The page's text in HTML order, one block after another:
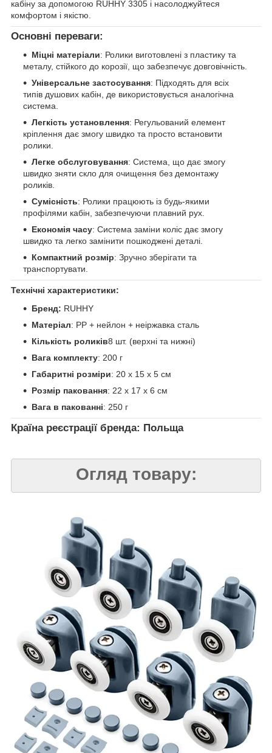
кабіну за допомогою RUHHY 3305 і насолоджуйтеся
комфортом і якістю.
Основні переваги:
Міцні матеріали: Ролики виготовлені з пластику та
металу, стійкого до корозії, що забезпечує довговічність.
Універсальне застосування: Підходять для всіх
типів душових кабін, де використовується аналогічна
система.
Легкість установлення: Регульований елемент
кріплення дає змогу швидко та просто встановити
ролики.
Легке обслуговування: Система, що дає змогу
швидко зняти скло для очищення без демонтажу
роликів.
Сумісність: Ролики працюють із будь-якими
профілями кабін, забезпечуючи плавний рух.
Економія часу: Система заміни коліс дає змогу
швидко та легко замінити пошкоджені деталі.
Компактний розмір: Зручно зберігати та
транспортувати.
Технічні характеристики:
Бренд: RUHHY
Матеріал: PP + нейлон + неіржавка сталь
Кількість роликів8 шт. (верхні та нижні)
Вага комплекту: 200 г
Габаритні розміри: 20 x 15 x 5 см
Розмір паковання: 22 x 17 x 6 см
Вага в пакованні: 250 г
Країна реєстрації бренда: Польща
Огляд товару: